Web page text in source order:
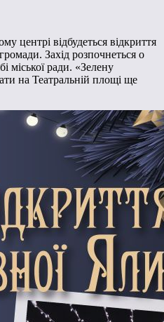
центрі відбудеться відкриття
Захід розпочнеться о
міської ради. «Зелену
на Театральній площі ще